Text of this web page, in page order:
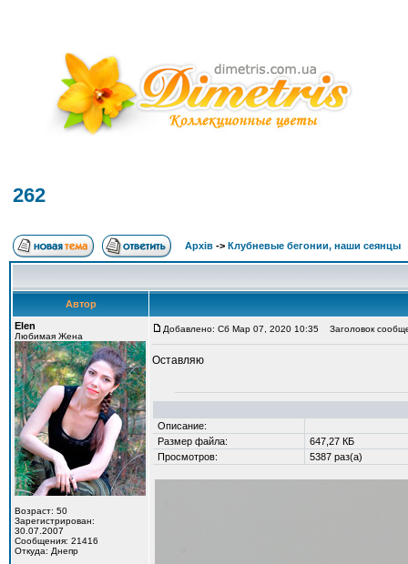
262
Архів -> Клубневые бегонии, наши сеянцы
Автор
Elen
Любимая Жена
Возраст: 50
Зарегистрирован:
30.07.2007
Сообщения: 21416
Откуда: Днепр
Добавлено: Сб Мар 07, 2020 10:35 Заголовок
Оставляю
Описание:
Размер файла:
647,27 КБ
Просмотров:
5387 раз(а)